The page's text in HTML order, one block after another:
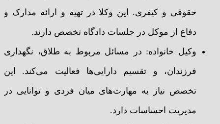
حقوقی و کیفری. این وکلا در تهیه و ارائه مدارک و
دفاع از موکل در جلسات دادگاه تخصص دارند.
وکیل خانواده: در مسائل مربوط به طلاق، نگهداری
فرزندان، و تقسیم دارایی‌ها فعالیت می‌کند. این
تخصص نیاز به مهارت‌های میان فردی و توانایی در
مدیریت احساسات دارد.